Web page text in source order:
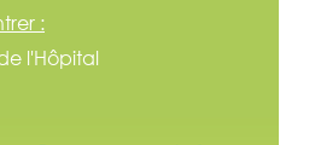
:
l'Hôpital